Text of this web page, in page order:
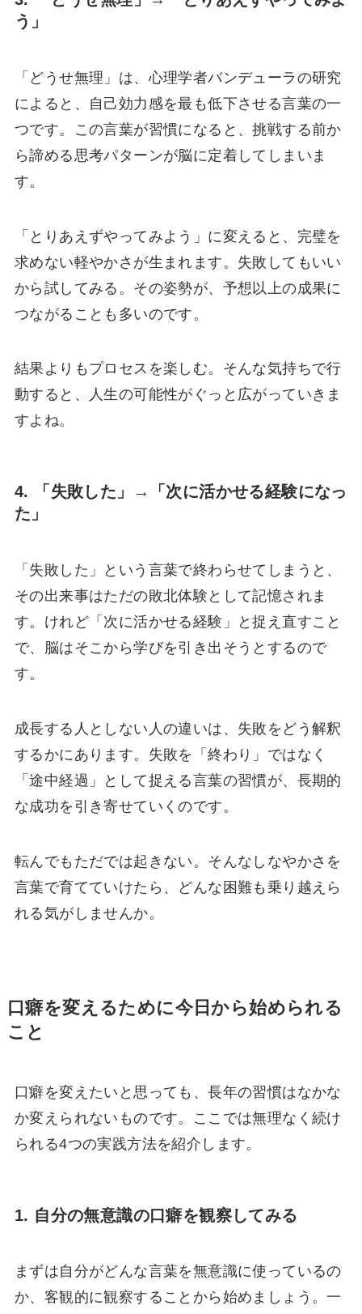
う」
「どうせ無理」は、心理学者バンデューラの研究
によると、自己効力感を最も低下させる言葉の一
つです。この言葉が習慣になると、挑戦する前か
ら諦める思考パターンが脳に定着してしまいま
す。
「とりあえずやってみよう」に変えると、完璧を
求めない軽やかさが生まれます。失敗してもいい
から試してみる。その姿勢が、予想以上の成果に
つながることも多いのです。
結果よりもプロセスを楽しむ。そんな気持ちで行
動すると、人生の可能性がぐっと広がっていきま
すよね。
4. 「失敗した」→「次に活かせる経験になっ
た」
「失敗した」という言葉で終わらせてしまうと、
その出来事はただの敗北体験として記憶されま
す。けれど「次に活かせる経験」と捉え直すこと
で、脳はそこから学びを引き出そうとするので
す。
成長する人としない人の違いは、失敗をどう解釈
するかにあります。失敗を「終わり」ではなく
「途中経過」として捉える言葉の習慣が、長期的
な成功を引き寄せていくのです。
転んでもただでは起きない。そんなしなやかさを
言葉で育てていけたら、どんな困難も乗り越えら
れる気がしませんか。
口癖を変えるために今日から始められる
こと
口癖を変えたいと思っても、長年の習慣はなかな
か変えられないものです。ここでは無理なく続け
られる4つの実践方法を紹介します。
1. 自分の無意識の口癖を観察してみる
まずは自分がどんな言葉を無意識に使っているの
か、客観的に観察することから始めましょう。一